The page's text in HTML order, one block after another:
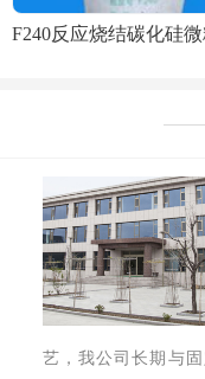
F240反应烧结碳化硅
艺，我公司长期与